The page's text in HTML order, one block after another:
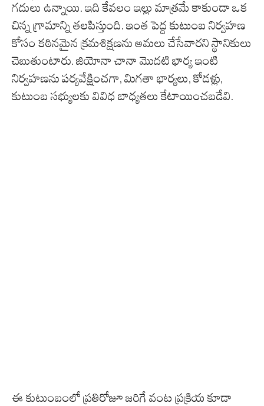
గదులు ఉన్నాయి. ఇది కేవలం ఇల్లు మాత్రమే కాకుండా ఒక
చిన్న గ్రామాన్ని తలపిస్తుంది. ఇంత పెద్ద కుటుంబ నిర్వహణ
కోసం కఠినమైన క్రమశిక్షణను అమలు చేసేవారని స్థానికులు
చెబుతుంటారు. జియోనా చానా మొదటి భార్య ఇంటి
నిర్వహణను పర్యవేక్షించగా, మిగతా భార్యలు, కోడళ్లు,
కుటుంబ సభ్యులకు వివిధ బాధ్యతలు కేటాయించబడేవి.
ఈ కుటుంబంలో ప్రతిరోజూ జరిగే వంట ప్రక్రియ కూడా